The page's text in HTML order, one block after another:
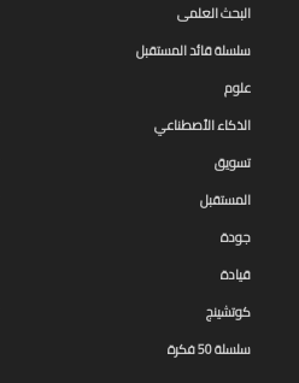
البحث العلمى
سلسلة قائد المستقبل
علوم
الذكاء الأصطناعي
تسويق
المستقبل
جودة
قيادة
كوتشينج
سلسلة 50 فكرة